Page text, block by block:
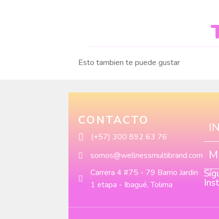
Esto tambien te puede gustar
CONTACTO
(+57) 300 892 63 76
somos@wellnessmultibrand.com
Carrera 4 #75 - 79 Barrio Jardin
1 etapa - Ibagué, Tolima